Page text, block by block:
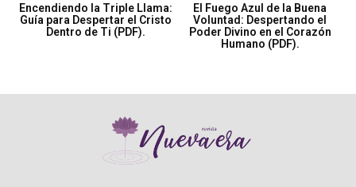
Encendiendo la Triple Llama:
Guía para Despertar el Cristo
Dentro de Ti (PDF).
El Fuego Azul de la Buena
Voluntad: Despertando el
Poder Divino en el Corazón
Humano (PDF).